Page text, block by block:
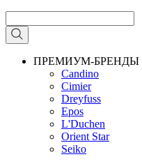
ПРЕМИУМ-БРЕНДЫ
Candino
Cimier
Dreyfuss
Epos
L'Duchen
Orient Star
Seiko